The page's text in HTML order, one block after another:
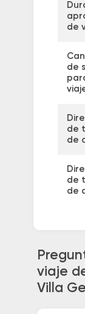
de
de
de
de
de
de
viaje
Villa